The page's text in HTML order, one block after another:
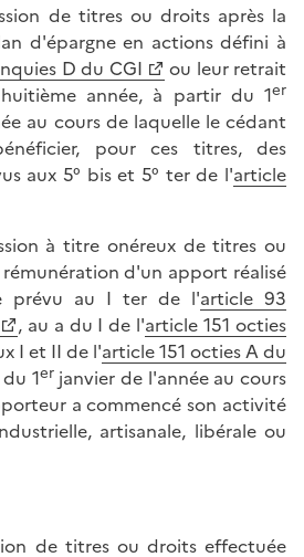
de titres ou droits après la
d'épargne en actions défini à
D du CGI
ou leur retrait
année, à partir du 1er
au cours de laquelle le cédant
pour ces titres, des
aux 5° bis et 5° ter de l'article
à titre onéreux de titres ou
d'un apport réalisé
prévu au I ter de l'article 93
, au a du I de l'article 151 octies
I et II de l'article 151 octies A du
1erjanvier de l'année au cours
a commencé son activité
artisanale, libérale ou
de titres ou droits effectuée